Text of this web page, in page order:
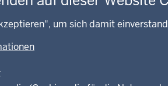
um sich damit
und Bildung
und Kultur
Open Data